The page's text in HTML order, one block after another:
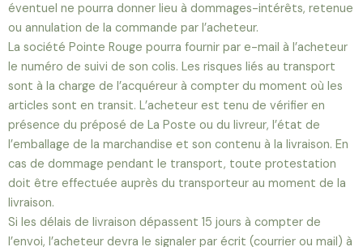
éventuel ne pourra donner lieu à dommages-intérêts, retenue
ou annulation de la commande par l’acheteur.
La société Pointe Rouge pourra fournir par e-mail à l’acheteur
le numéro de suivi de son colis. Les risques liés au transport
sont à la charge de l’acquéreur à compter du moment où les
articles sont en transit. L’acheteur est tenu de vérifier en
présence du préposé de La Poste ou du livreur, l’état de
l’emballage de la marchandise et son contenu à la livraison. En
cas de dommage pendant le transport, toute protestation
doit être effectuée auprès du transporteur au moment de la
livraison.
Si les délais de livraison dépassent 15 jours à compter de
l’envoi, l’acheteur devra le signaler par écrit (courrier ou mail) à